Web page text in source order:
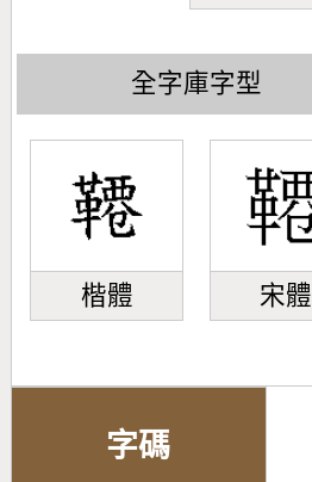
全字庫字型
楷體 宋體
字碼